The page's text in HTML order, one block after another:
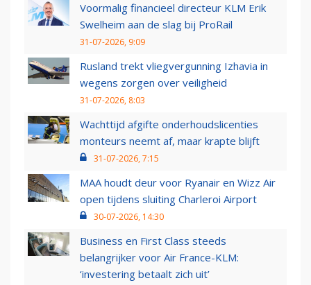
Voormalig financieel directeur KLM Erik
Swelheim aan de slag bij ProRail
31-07-2026, 9:09
Rusland trekt vliegvergunning Izhavia in
wegens zorgen over veiligheid
31-07-2026, 8:03
Wachttijd afgifte onderhoudslicenties
monteurs neemt af, maar krapte blijft
31-07-2026, 7:15
MAA houdt deur voor Ryanair en Wizz Air
open tijdens sluiting Charleroi Airport
30-07-2026, 14:30
Business en First Class steeds
belangrijker voor Air France-KLM:
‘investering betaalt zich uit’